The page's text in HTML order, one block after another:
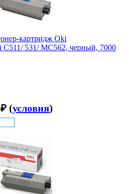
картридж Oki
C511/ 531/ MC562, черный, 7000
₽ (условия)